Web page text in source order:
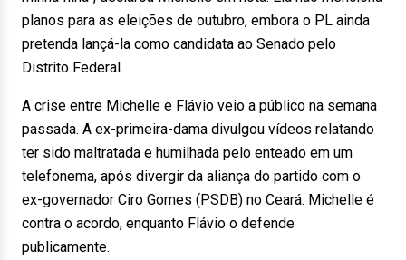
planos para as eleições de outubro, embora o PL ainda
pretenda lançá-la como candidata ao Senado pelo
Distrito Federal.
A crise entre Michelle e Flávio veio a público na semana
passada. A ex-primeira-dama divulgou vídeos relatando
ter sido maltratada e humilhada pelo enteado em um
telefonema, após divergir da aliança do partido com o
ex-governador Ciro Gomes (PSDB) no Ceará. Michelle é
contra o acordo, enquanto Flávio o defende
publicamente.